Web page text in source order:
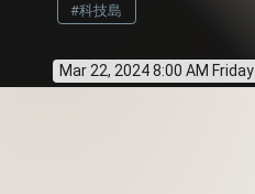
#科技島
Mar 22, 2024 8:00 AM Friday